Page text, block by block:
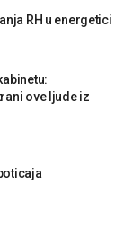
RH u energetici
ove ljude iz